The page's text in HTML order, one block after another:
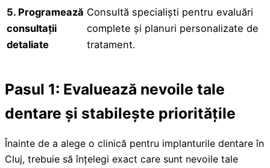
5. Programează
consultații
detaliate
Consultă specialiști pentru evaluări
complete și planuri personalizate de
tratament.
Pasul 1: Evaluează nevoile tale
dentare și stabilește prioritățile
Înainte de a alege o clinică pentru implanturile dentare în
Cluj, trebuie să înțelegi exact care sunt nevoile tale